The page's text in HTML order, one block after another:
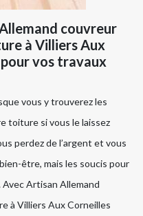
couvreur
à Villiers Aux
vos travaux
vous y trouverez les
toiture si vous le laissez
perdez de l’argent et vous
être, mais les soucis pour
Artisan Allemand
à Villiers Aux Corneilles